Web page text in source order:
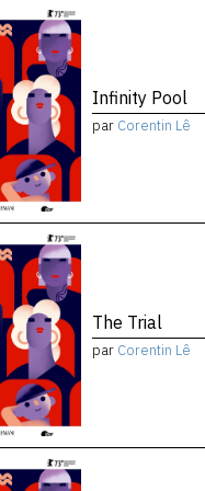
Infinity Pool
par Corentin Lê
The Trial
par Corentin Lê